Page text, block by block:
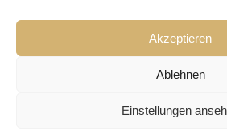
Akzeptieren
Ablehnen
Einstellungen